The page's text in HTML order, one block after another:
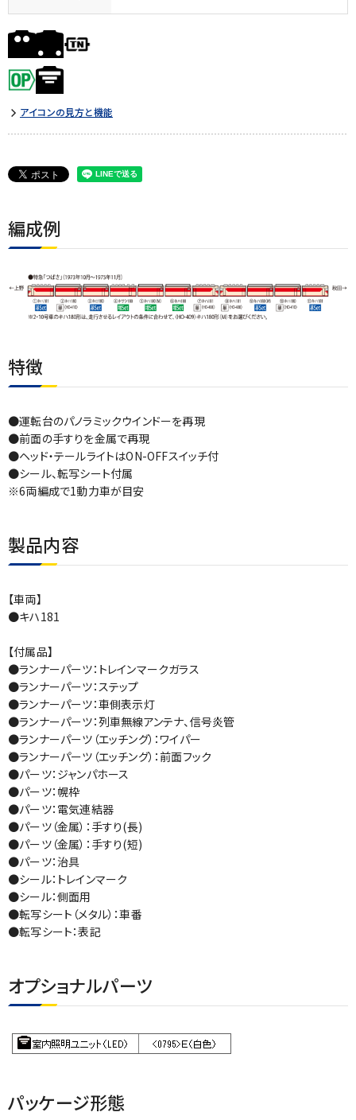
アイコンの見方と機能
編成例
特徴
●運転台のパノラミックウインドーを再現
●前面の手すりを金属で再現
●ヘッド・テールライトはON-OFFスイッチ付
●シール、転写シート付属
※6両編成で1動力車が目安
製品内容
【車両】
●キハ181
【付属品】
●ランナーパーツ：トレインマークガラス
●ランナーパーツ：ステップ
●ランナーパーツ：車側表示灯
●ランナーパーツ：列車無線アンテナ、信号炎管
●ランナーパーツ（エッチング）：ワイパー
●ランナーパーツ（エッチング）：前面フック
●パーツ：ジャンパホース
●パーツ：幌枠
●パーツ：電気連結器
●パーツ（金属）：手すり(長)
●パーツ（金属）：手すり(短)
●パーツ：治具
●シール：トレインマーク
●シール：側面用
●転写シート（メタル）：車番
●転写シート：表記
オプショナルパーツ
パッケージ形態